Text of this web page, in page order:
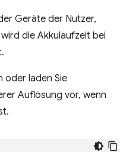
Geräte der Nutzer,
die Akkulaufzeit bei
oder laden Sie
Auflösung vor, wenn